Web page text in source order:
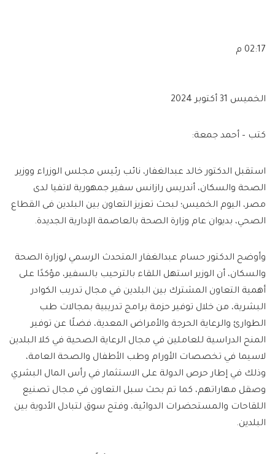
02:17 م
الخميس 31 أكتوبر 2024
كتب – أحمد جمعة:
استقبل الدكتور خالد عبدالغفار، نائب رئيس مجلس الوزراء ووزير
الصحة والسكان، أندريس رازانس سفير جمهورية لاتفيا لدى
مصر، اليوم الخميس؛ لبحث تعزيز التعاون بين البلدين فى القطاع
الصحي، بديوان عام وزارة الصحة بالعاصمة الإدارية الجديدة.
وأوضح الدكتور حسام عبدالغفار المتحدث الرسمي لوزارة الصحة
والسكان، أن الوزير استهل اللقاء بالترحيب بالسفير، مؤكدًا على
أهمية التعاون المشترك بين البلدين في مجال تدريب الكوادر
البشرية، من خلال توفير حزمة برامج تدريبية بمجالات طب
الطوارئ والرعاية الحرجة والأمراض المعدية، فضلًا عن توفير
المنح الدراسية للعاملين في مجال الرعاية الصحية في كلا البلدين
لاسيما في تخصصات الأورام وطب الأطفال والصحة العامة،
وذلك في إطار حرص الدولة على الاستثمار في رأس المال البشري
وصقل مهاراتهم، كما تم بحث سبل التعاون في مجال تصنيع
اللقاحات والمستحضرات الدوائية، وفتح سوق لتبادل الأدوية بين
البلدين.